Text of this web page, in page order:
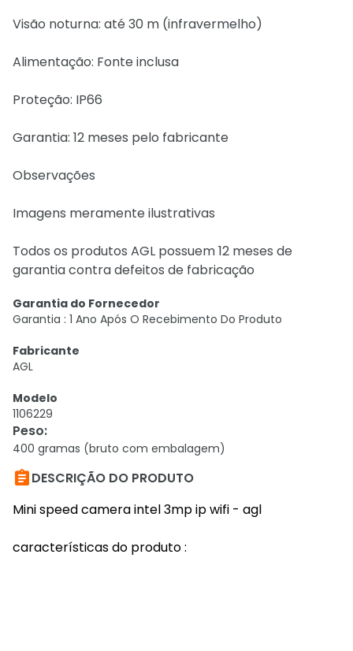
Visão noturna: até 30 m (infravermelho)
Alimentação: Fonte inclusa
Proteção: IP66
Garantia: 12 meses pelo fabricante
Observações
Imagens meramente ilustrativas
Todos os produtos AGL possuem 12 meses de
garantia contra defeitos de fabricação
Garantia do Fornecedor
Garantia : 1 Ano Após O Recebimento Do Produto
Fabricante
AGL
Modelo
1106229
Peso:
400 gramas (bruto com embalagem)
DESCRIÇÃO DO PRODUTO
Mini speed camera intel 3mp ip wifi - agl
características do produto :